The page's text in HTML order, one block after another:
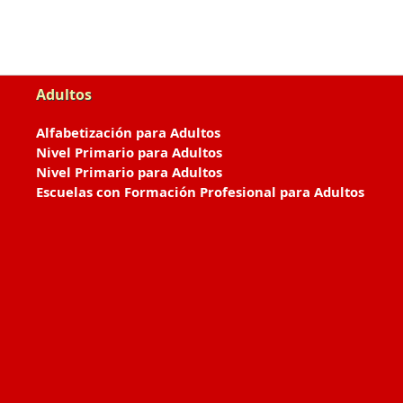
Adultos
Alfabetización para Adultos
Nivel Primario para Adultos
Nivel Primario para Adultos
Escuelas con Formación Profesional para Adultos